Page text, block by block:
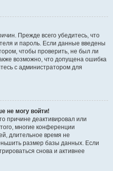
Прежде всего убедитесь, что
и пароль. Если данные введены
чтобы проверить, не был ли
возможно, что допущена ошибка
с администратором для
не могу войти!
причине деактивировал или
многие конференции
длительное время не
размер базы данных. Если
снова и активнее